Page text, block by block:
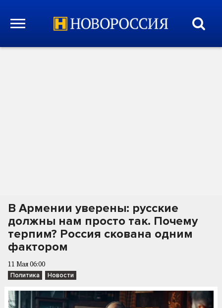
В Армении уверены: русские
должны нам просто так. Почему
терпим? Россия скована одним
фактором
11 Мая 06:00
Политика Новости